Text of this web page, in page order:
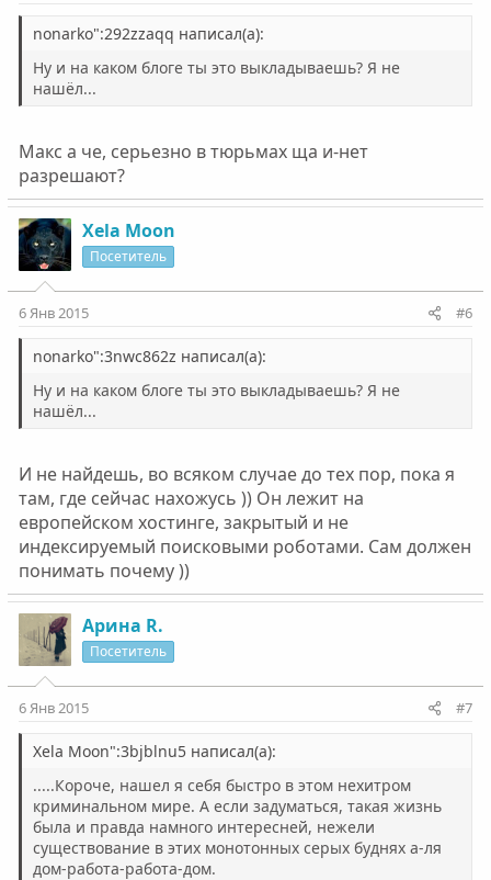
nonarko":292zzaqq написал(а):
Ну и на каком блоге ты это выкладываешь? Я не
нашёл...
Макс а че, серьезно в тюрьмах ща и-нет
разрешают?
Xela Moon
Посетитель
6 Янв 2015 #6
nonarko":3nwc862z написал(а):
Ну и на каком блоге ты это выкладываешь? Я не
нашёл...
И не найдешь, во всяком случае до тех пор, пока я
там, где сейчас нахожусь )) Он лежит на
европейском хостинге, закрытый и не
индексируемый поисковыми роботами. Сам должен
понимать почему ))
Арина R.
Посетитель
6 Янв 2015 #7
Xela Moon":3bjblnu5 написал(а):
.....Короче, нашел я себя быстро в этом нехитром
криминальном мире. А если задуматься, такая жизнь
была и правда намного интересней, нежели
существование в этих монотонных серых буднях а-ля
дом-работа-работа-дом.